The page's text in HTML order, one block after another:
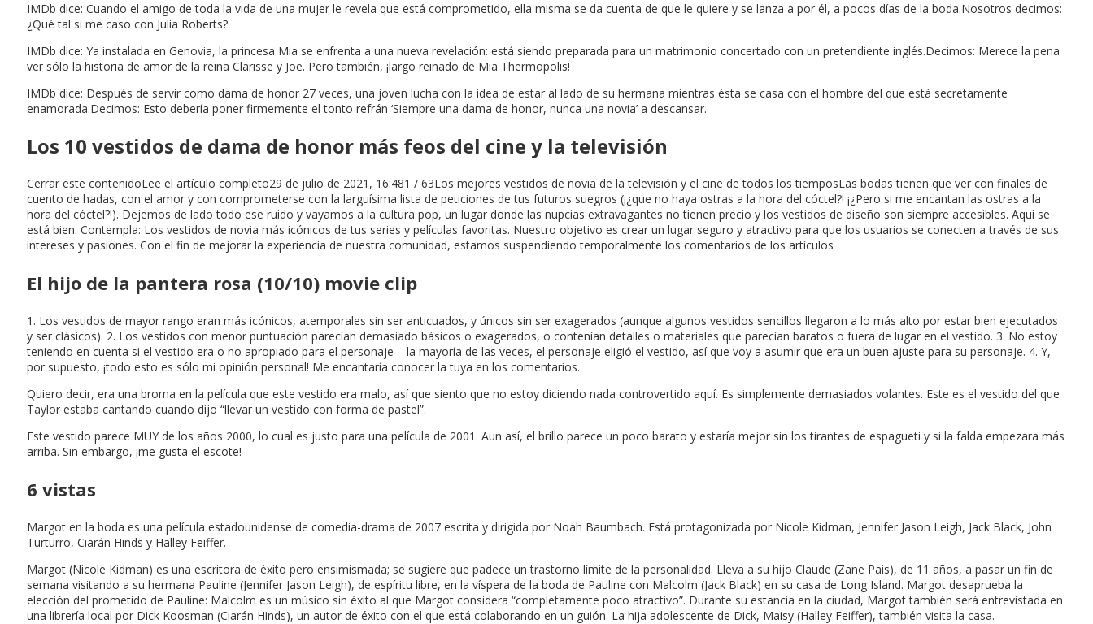
IMDb dice: Cuando el amigo de toda la vida de una mujer le revela que está comprometido, ella misma se da cuenta de que le quiere y se lanza a por él, a pocos días de la boda.Nosotros decimos:
¿Qué tal si me caso con Julia Roberts?
IMDb dice: Ya instalada en Genovia, la princesa Mia se enfrenta a una nueva revelación: está siendo preparada para un matrimonio concertado con un pretendiente inglés.Decimos: Merece la pena
ver sólo la historia de amor de la reina Clarisse y Joe. Pero también, ¡largo reinado de Mia Thermopolis!
IMDb dice: Después de servir como dama de honor 27 veces, una joven lucha con la idea de estar al lado de su hermana mientras ésta se casa con el hombre del que está secretamente
enamorada.Decimos: Esto debería poner firmemente el tonto refrán ‘Siempre una dama de honor, nunca una novia’ a descansar.
Los 10 vestidos de dama de honor más feos del cine y la televisión
Cerrar este contenidoLee el artículo completo29 de julio de 2021, 16:481 / 63Los mejores vestidos de novia de la televisión y el cine de todos los tiemposLas bodas tienen que ver con finales de
cuento de hadas, con el amor y con comprometerse con la larguísima lista de peticiones de tus futuros suegros (¡¿que no haya ostras a la hora del cóctel?! ¡¿Pero si me encantan las ostras a la
hora del cóctel?!). Dejemos de lado todo ese ruido y vayamos a la cultura pop, un lugar donde las nupcias extravagantes no tienen precio y los vestidos de diseño son siempre accesibles. Aquí se
está bien. Contempla: Los vestidos de novia más icónicos de tus series y películas favoritas. Nuestro objetivo es crear un lugar seguro y atractivo para que los usuarios se conecten a través de sus
intereses y pasiones. Con el fin de mejorar la experiencia de nuestra comunidad, estamos suspendiendo temporalmente los comentarios de los artículos
El hijo de la pantera rosa (10/10) movie clip
1. Los vestidos de mayor rango eran más icónicos, atemporales sin ser anticuados, y únicos sin ser exagerados (aunque algunos vestidos sencillos llegaron a lo más alto por estar bien ejecutados
y ser clásicos). 2. Los vestidos con menor puntuación parecían demasiado básicos o exagerados, o contenían detalles o materiales que parecían baratos o fuera de lugar en el vestido. 3. No estoy
teniendo en cuenta si el vestido era o no apropiado para el personaje – la mayoría de las veces, el personaje eligió el vestido, así que voy a asumir que era un buen ajuste para su personaje. 4. Y,
por supuesto, ¡todo esto es sólo mi opinión personal! Me encantaría conocer la tuya en los comentarios.
Quiero decir, era una broma en la película que este vestido era malo, así que siento que no estoy diciendo nada controvertido aquí. Es simplemente demasiados volantes. Este es el vestido del que
Taylor estaba cantando cuando dijo “llevar un vestido con forma de pastel”.
Este vestido parece MUY de los años 2000, lo cual es justo para una película de 2001. Aun así, el brillo parece un poco barato y estaría mejor sin los tirantes de espagueti y si la falda empezara más
arriba. Sin embargo, ¡me gusta el escote!
6 vistas
Margot en la boda es una película estadounidense de comedia-drama de 2007 escrita y dirigida por Noah Baumbach. Está protagonizada por Nicole Kidman, Jennifer Jason Leigh, Jack Black, John
Turturro, Ciarán Hinds y Halley Feiffer.
Margot (Nicole Kidman) es una escritora de éxito pero ensimismada; se sugiere que padece un trastorno límite de la personalidad. Lleva a su hijo Claude (Zane Pais), de 11 años, a pasar un fin de
semana visitando a su hermana Pauline (Jennifer Jason Leigh), de espíritu libre, en la víspera de la boda de Pauline con Malcolm (Jack Black) en su casa de Long Island. Margot desaprueba la
elección del prometido de Pauline: Malcolm es un músico sin éxito al que Margot considera “completamente poco atractivo”. Durante su estancia en la ciudad, Margot también será entrevistada en
una librería local por Dick Koosman (Ciarán Hinds), un autor de éxito con el que está colaborando en un guión. La hija adolescente de Dick, Maisy (Halley Feiffer), también visita la casa.